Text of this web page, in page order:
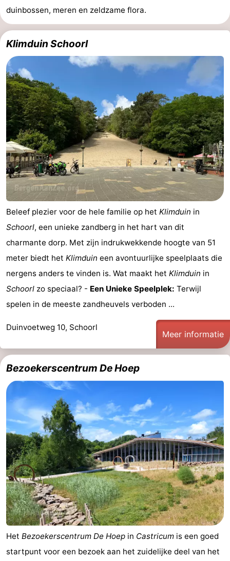
duinbossen, meren en zeldzame flora.
Klimduin Schoorl
Beleef plezier voor de hele familie op het Klimduin in
Schoorl, een unieke zandberg in het hart van dit
charmante dorp. Met zijn indrukwekkende hoogte van 51
meter biedt het Klimduin een avontuurlijke speelplaats die
nergens anders te vinden is. Wat maakt het Klimduin in
Schoorl zo speciaal? - Een Unieke Speelplek: Terwijl
spelen in de meeste zandheuvels verboden ...
Duinvoetweg 10, Schoorl
Meer informatie
Bezoekerscentrum De Hoep
Het Bezoekerscentrum De Hoep in Castricum is een goed
startpunt voor een bezoek aan het zuidelijke deel van het